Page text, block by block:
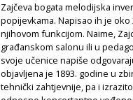
Zajčeva bogata melodijska
popijevkama. Napisao ih je
njihovom funkcijom. Naime,
građanskom salonu ili u
svoje učenice napiše
objavljena je 1893. godine u
tehnički zahtjevnije, pa i